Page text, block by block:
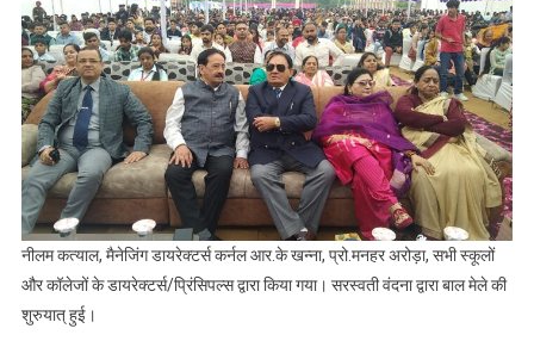
नीलम कत्याल, मैनेजिंग डायरेक्टर्स कर्नल आर.के खन्ना, प्रो.मनहर अरोड़ा, सभी स्कूलों
और कॉलेजों के डायरेक्टर्स/प्रिंसिपल्स द्वारा किया गया। सरस्वती वंदना द्वारा बाल मेले की
शुरुयात् हुई।